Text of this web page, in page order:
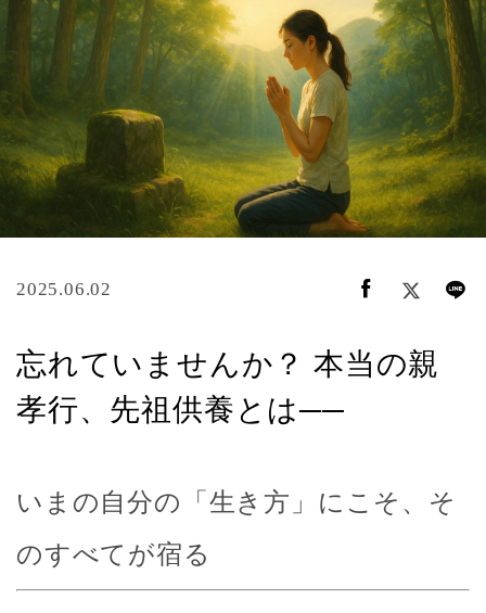
2025.06.02
忘れていませんか？ 本当の親
孝行、先祖供養とは──
いまの自分の「生き方」にこそ、そ
のすべてが宿る